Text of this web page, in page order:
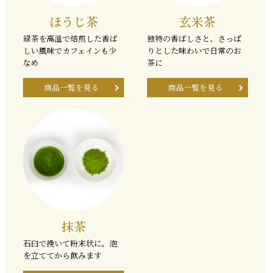
ほうじ茶
緑茶を高温で焙煎した香ば
しい風味でカフェインも少
なめ
商品一覧を見る
玄米茶
独特の香ばしさと、さっぱ
りとした味わいで日常のお
茶に
商品一覧を見る
抹茶
石臼で挽いて粉末状に。泡
を立ててから飲みます